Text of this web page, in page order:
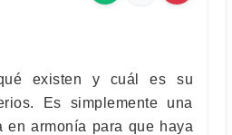
existen y cuál es su
Es simplemente una
en armonía para que haya